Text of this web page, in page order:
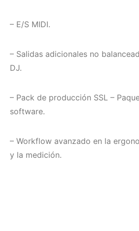
– E/S MIDI.
– Salidas adicionales no
DJ.
– Pack de producción SSL –
software.
– Workflow avanzado en la
y la medición.